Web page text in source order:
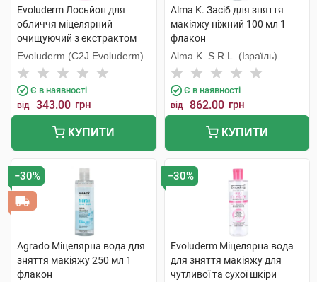
Evoluderm Лосьйон для
обличчя міцелярний
очищуючий з екстрактом
рожевого грейпфруту проти
недоліків шкіри 250 мл 1
флакон
Evoluderm (C2J Evoluderm)
Є в наявності
від 343.00 грн
КУПИТИ
Alma K. Засіб для зняття
макіяжу ніжний 100 мл 1
флакон
Alma K. S.R.L. (Ізраїль)
Є в наявності
від 862.00 грн
КУПИТИ
−30%
Agrado Міцелярна вода для
зняття макіяжу 250 мл 1
флакон
−30%
Evoluderm Міцелярна вода
для зняття макіяжу для
чутливої та сухої шкіри